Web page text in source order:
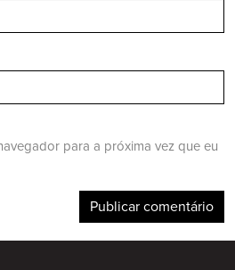
para a próxima vez que eu